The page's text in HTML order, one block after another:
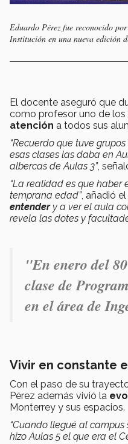
Eduardo Pérez fue reconocido
Institución en una nueva edición
El docente aseguró que
como profesor uno de los
atención a todos sus
“Recuerdo que tuve
esas clases las daba en
albercas de Aulas 3”,
“La realidad es que
temprana edad”, añadió
entendery a ver el aula
revela las dotes y
"En enero del
clase de
en el área de
Vivir en constante
Con el paso de su
Pérez además vivió la
Monterrey y sus espacios.
“Cuando llegué al campus
hizo Aulas 5 el que era el